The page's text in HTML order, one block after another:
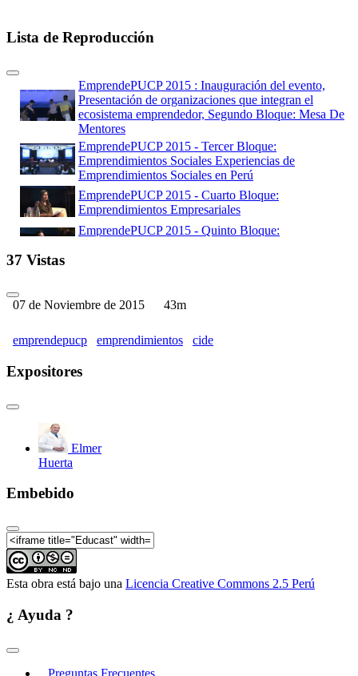
Lista de Reproducción
EmprendePUCP 2015 : Inauguración del evento,
Presentación de organizaciones que integran el
ecosistema emprendedor, Segundo Bloque: Mesa De
Mentores
EmprendePUCP 2015 - Tercer Bloque:
Emprendimientos Sociales Experiencias de
Emprendimientos Sociales en Perú
EmprendePUCP 2015 - Cuarto Bloque:
Emprendimientos Empresariales
EmprendePUCP 2015 - Quinto Bloque:
emprendedor exitoso en EE.UU
37 Vistas
07 de Noviembre de 2015 43m
emprendepucp emprendimientos cide
Expositores
Elmer
Huerta
Embebido
Esta obra está bajo una Licencia Creative Commons 2.5 Perú
¿ Ayuda ?
Preguntas Frecuentes